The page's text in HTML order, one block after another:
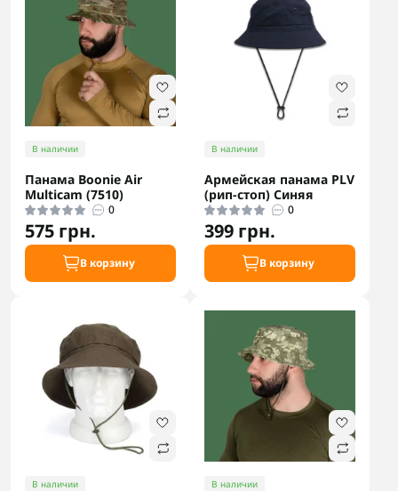
В наличии
Панама Boonie Air
Multicam (7510)
0
575 грн.
В корзину
В наличии
Армейская панама PLV
(рип-стоп) Синяя
0
399 грн.
В корзину
В наличии В наличии